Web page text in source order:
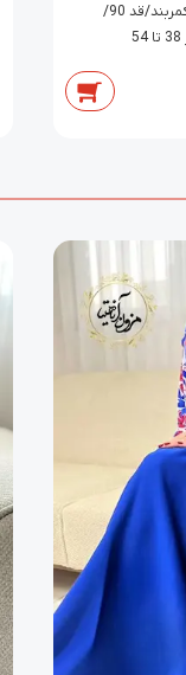
شلوار راسته کلاسیک بدون کمربند/قد 90/